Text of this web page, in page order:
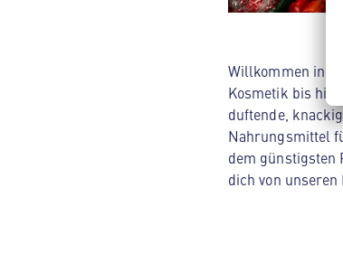
Willkommen in
Kosmetik bis hin
duftende,
Nahrungsmittel
dem günstigsten
dich von